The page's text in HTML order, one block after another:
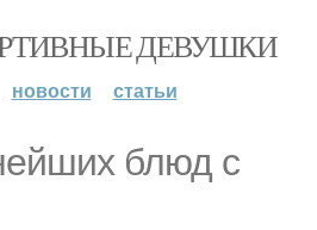
ДЕВУШКИ
новости статьи
блюд с